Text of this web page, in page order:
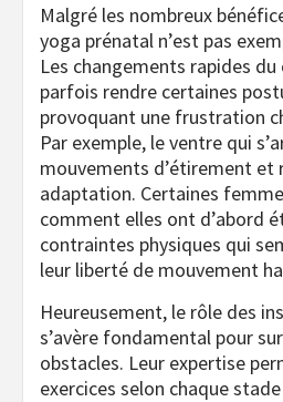
Malgré les nombreux
yoga prénatal n’est pas
Les changements rapides
parfois rendre certaines
provoquant une frustration
Par exemple, le ventre qui
mouvements d’étirement et
adaptation. Certaines
comment elles ont d’abord
contraintes physiques qui
leur liberté de mouvement
Heureusement, le rôle des
s’avère fondamental pour
obstacles. Leur expertise
exercices selon chaque